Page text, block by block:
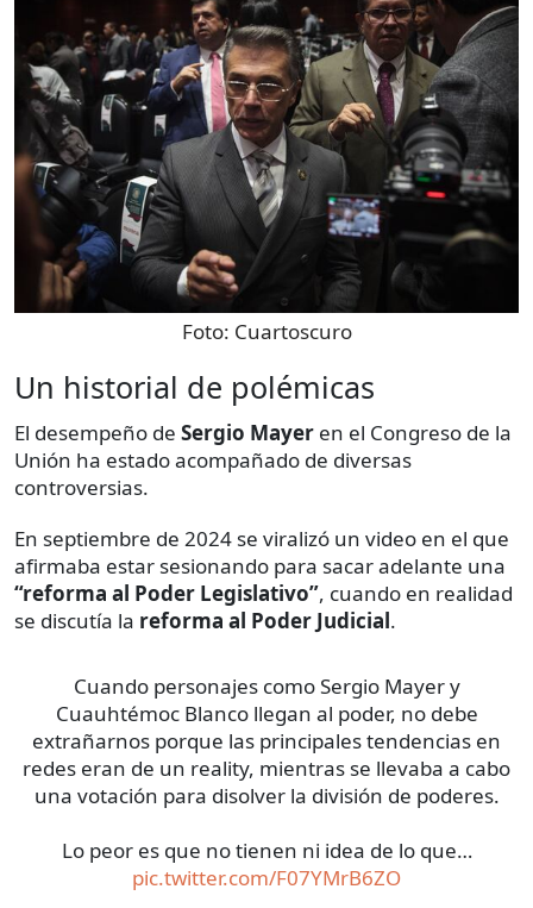
Foto: Cuartoscuro
Un historial de polémicas
El desempeño de Sergio Mayer en el Congreso de la
Unión ha estado acompañado de diversas
controversias.
En septiembre de 2024 se viralizó un video en el que
afirmaba estar sesionando para sacar adelante una
“reforma al Poder Legislativo”, cuando en realidad
se discutía la reforma al Poder Judicial.
Cuando personajes como Sergio Mayer y
Cuauhtémoc Blanco llegan al poder, no debe
extrañarnos porque las principales tendencias en
redes eran de un reality, mientras se llevaba a cabo
una votación para disolver la división de poderes.
Lo peor es que no tienen ni idea de lo que…
pic.twitter.com/F07YMrB6ZO